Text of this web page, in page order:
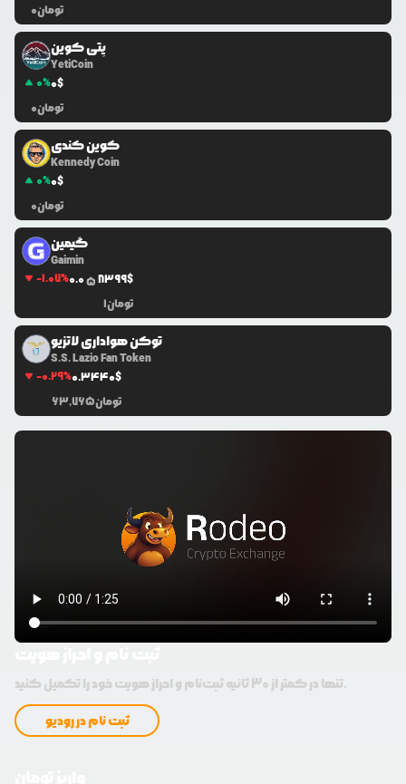
0تومان
یِتی کوین
YetiCoin
0%0$
0تومان
کوین کندی
Kennedy Coin
0%0$
0تومان
گیمین
Gaimin
-1.07%0.058399$
1تومان
توکن هواداری لاتزیو
S.S. Lazio Fan Token
-0.29%0.3440$
63,765تومان
تنها در کمتر از 30 ثانیه ثبت‌نام و احراز هویت خود را تکمیل کنید.
ثبت نام در رودیو